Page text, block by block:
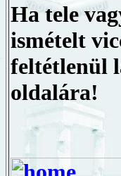
Ha tele
ismételt
feltétlenül
oldalára!